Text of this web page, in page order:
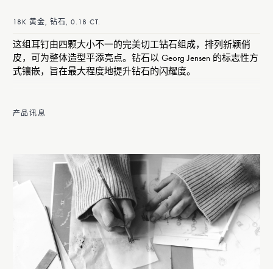
18K 黄金, 钻石, 0.18 CT.
这组耳钉由四颗大小不一的完美切工钻石组成，排列新颖俏
皮，可为整体造型平添亮点。钻石以 Georg Jensen 的标志性方
式镶嵌，旨在最大程度地提升钻石的闪耀度。
产品讯息